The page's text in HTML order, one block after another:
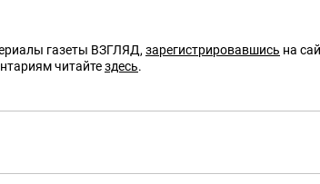
газеты ВЗГЛЯД, зарегистрировавшись на
читайтездесь.